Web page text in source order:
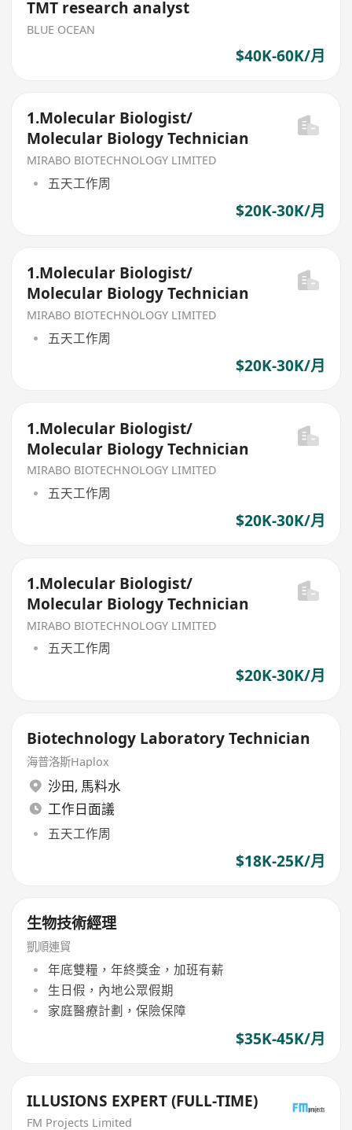
TMT research analyst
BLUE OCEAN
$40K-60K/月
1.Molecular Biologist/
Molecular Biology Technician
MIRABO BIOTECHNOLOGY LIMITED
五天工作周
$20K-30K/月
1.Molecular Biologist/
Molecular Biology Technician
MIRABO BIOTECHNOLOGY LIMITED
五天工作周
$20K-30K/月
1.Molecular Biologist/
Molecular Biology Technician
MIRABO BIOTECHNOLOGY LIMITED
五天工作周
$20K-30K/月
1.Molecular Biologist/
Molecular Biology Technician
MIRABO BIOTECHNOLOGY LIMITED
五天工作周
$20K-30K/月
Biotechnology Laboratory Technician
海普洛斯Haplox
沙田, 馬料水
工作日面議
五天工作周
$18K-25K/月
生物技術經理
凱順連貿
年底雙糧，年終獎金，加班有薪
生日假，內地公眾假期
家庭醫療計劃，保險保障
$35K-45K/月
ILLUSIONS EXPERT (FULL-TIME)
FM Projects Limited